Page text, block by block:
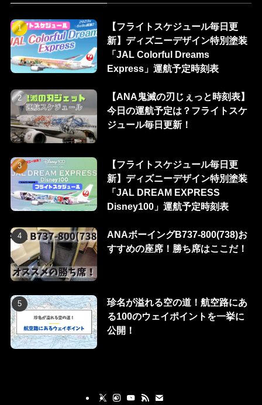
【フライトスケジュール毎日更
新】ディズニーデザイン特別塗装
「JAL Colorful Dreams
Express」運航予定時刻表
【ANA鬼滅の刃じぇっと時刻表】
今日の運航予定は？フライトスケ
ジュール毎日更新！
【フライトスケジュール毎日更
新】ディズニーデザイン特別塗装
「JAL DREAM EXPRESS
Disney100」運航予定時刻表
ANAボーイングB737-800(738)お
すすめの座席！勝ち席はここだ！
珍名が溢れる空の道！航空路にあ
る100のウェイポイントを一挙に
公開！